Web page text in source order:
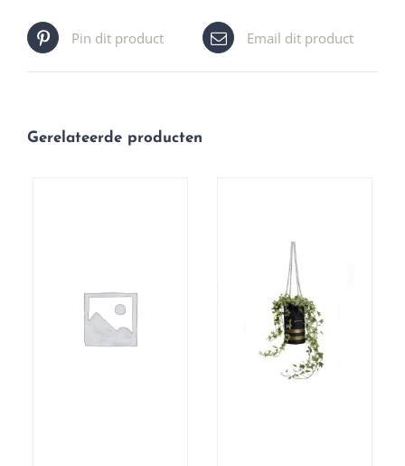
Pin dit product Email dit product
Gerelateerde producten